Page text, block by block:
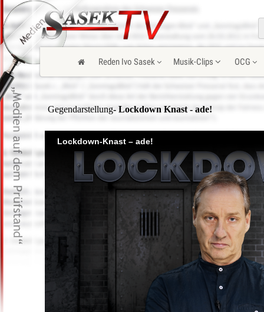
Reden Ivo Sasek Musik-Clips OCG
Gegendarstellung- Lockdown Knast - ade!
Lockdown-Knast – ade!